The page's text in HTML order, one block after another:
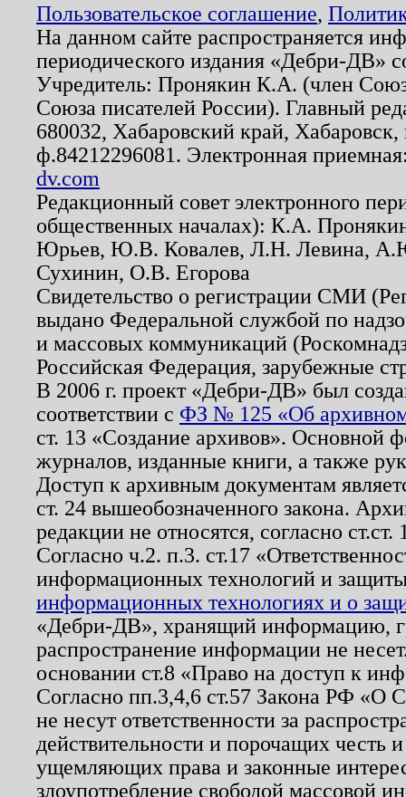
Пользовательское соглашение,
На данном сайте распространяется
периодического издания «Дебри-ДВ»
Учредитель: Пронякин К.А. (член
Союза писателей России). Главный
680032, Хабаровский край,
ф.84212296081. Электронная
dv.com
Редакционный совет электронного
общественных началах): К.А.
Юрьев, Ю.В. Ковалев, Л.Н. Левина,
Сухинин, О.В. Егорова
Свидетельство о регистрации СМИ
выдано Федеральной службой по
и массовых коммуникаций
Российская Федерация, зарубежные
В 2006 г. проект «Дебри-ДВ» был
соответствии с ФЗ № 125 «Об
ст. 13 «Создание архивов». Основной
журналов, изданные книги, а также
Доступ к архивным документам
ст. 24 вышеобозначенного закона.
редакции не относятся, согласно
Согласно ч.2. п.3. ст.17
информационных технологий и
информационных технологиях и о
«Дебри-ДВ», хранящий информацию,
распространение информации не
основании ст.8 «Право на доступ к
Согласно пп.3,4,6 ст.57 Закона РФ «О
не несут ответственности за
действительности и порочащих честь
ущемляющих права и законные
злоупотребление свободой массовой